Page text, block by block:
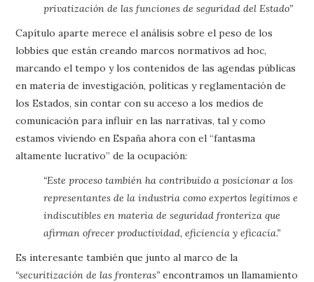
privatización de las funciones de seguridad del Estado”
Capítulo aparte merece el análisis sobre el peso de los
lobbies que están creando marcos normativos ad hoc,
marcando el tempo y los contenidos de las agendas públicas
en materia de investigación, políticas y reglamentación de
los Estados, sin contar con su acceso a los medios de
comunicación para influir en las narrativas, tal y como
estamos viviendo en España ahora con el “fantasma
altamente lucrativo” de la ocupación:
“Este proceso también ha contribuido a posicionar a los
representantes de la industria como expertos legítimos e
indiscutibles en materia de seguridad fronteriza que
afirman ofrecer productividad, eficiencia y eficacia.”
Es interesante también que junto al marco de la
“securitización de las fronteras” encontramos un llamamiento